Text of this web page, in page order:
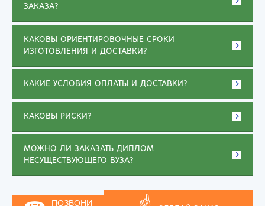
ЗАКАЗА?
КАКОВЫ ОРИЕНТИРОВОЧНЫЕ СРОКИ
ИЗГОТОВЛЕНИЯ И ДОСТАВКИ?
КАКИЕ УСЛОВИЯ ОПЛАТЫ И ДОСТАВКИ?
КАКОВЫ РИСКИ?
МОЖНО ЛИ ЗАКАЗАТЬ ДИПЛОМ
НЕСУЩЕСТВУЮЩЕГО ВУЗА?
ПОЗВОНИ